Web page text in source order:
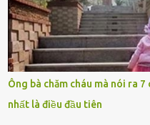
Tiếng cánh cửa đóng lại, vang
đứng chết lặng giữa cơn mưa,
mất sớm. Tôi chẳng có anh chị
ai thân thiết đến mức có thể
bận rộn với gia đình riêng của
xuân vào người chồng ấy – và
chiếc xe buýt cuối ngày, trốn
Ông bà chăm cháu mà nói ra
nhất là điều đầu tiên